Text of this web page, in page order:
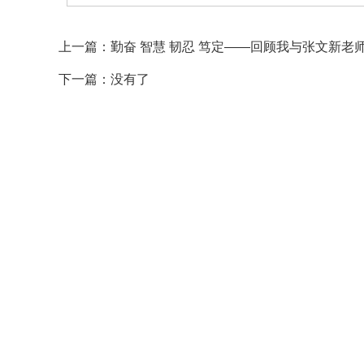
上一篇： 勤奋 智慧 韧忍 笃定——回顾我与张文新老
下一篇：没有了